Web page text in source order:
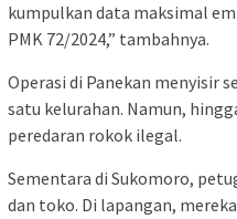
kumpulkan data maksimal
PMK 72/2024,” tambahnya.
Operasi di Panekan menyisir
satu kelurahan. Namun,
peredaran rokok ilegal.
Sementara di Sukomoro,
dan toko. Di lapangan,